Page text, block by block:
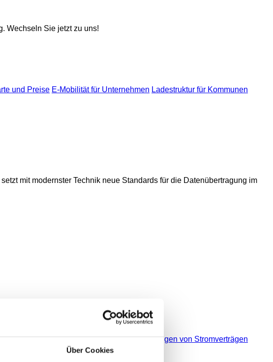
Über Cookies
Wechseln Sie jetzt zu uns!
und Preise E-Mobilität für Unternehmen Ladestruktur für Kommunen
mit modernster Technik neue Standards für die Datenübertragung im
melden Änderungen bei An- und Abmeldungen von Stromverträgen